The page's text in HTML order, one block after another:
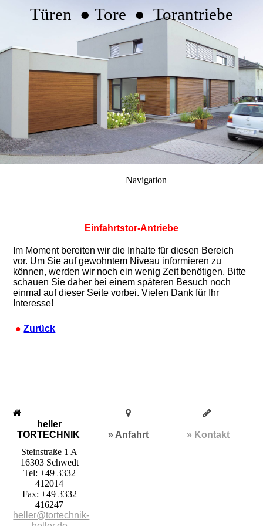
Türen ● Tore ● Torantriebe
Navigation
Einfahrtstor-Antriebe
Im Moment bereiten wir die Inhalte für diesen Bereich
vor. Um Sie auf gewohntem Niveau informieren zu
können, werden wir noch ein wenig Zeit benötigen. Bitte
schauen Sie daher bei einem späteren Besuch noch
einmal auf dieser Seite vorbei. Vielen Dank für Ihr
Interesse!
●Zurück
heller
TORTECHNIK
Steinstraße 1 A
16303 Schwedt
Tel: +49 3332
412014
Fax: +49 3332
416247
heller@tortechnik-
» Anfahrt » Kontakt